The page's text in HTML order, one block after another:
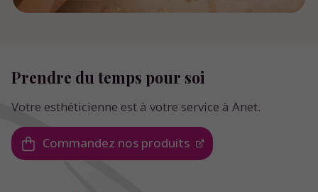
Prendre du temps pour soi
Votre esthéticienne est à votre service à Anet.
Commandez nos produits